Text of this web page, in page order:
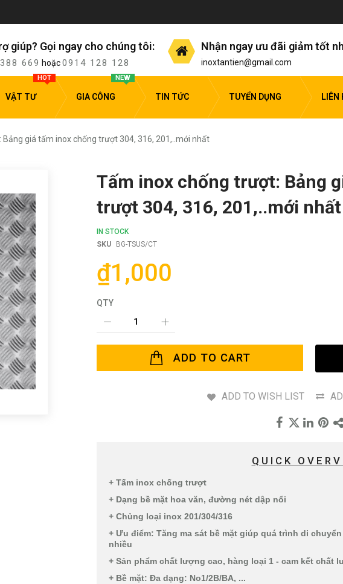
giúp? Gọi ngay cho chúng tôi:
669 hoặc0914 128 128
Nhận ngay ưu đãi giảm tốt
inoxtantien@gmail.com
VẬT TƯ
HOT
GIA CÔNG
NEW
TIN TỨC TUYỂN DỤNG LIÊN
giá tấm inox chống trượt 304, 316, 201,..mới nhất
Tấm inox chống trượt: Bảng
trượt 304, 316, 201,..mới nhất
IN STOCK
SKU
BG-TSUS/CT
₫1,000
QTY
ADD TO CART
ADD TO WISH LIST
QUICK
+ Tấm inox chống trượt
+ Dạng bề mặt hoa văn, đường nét dập nổi
+ Chủng loại inox 201/304/316
+ Ưu điểm: Tăng ma sát bề mặt giúp quá trình di
nhiều
+ Sản phẩm chất lượng cao, hàng loại 1 - cam kết chất
+ Bề mặt: Đa dạng: No1/2B/BA, ...